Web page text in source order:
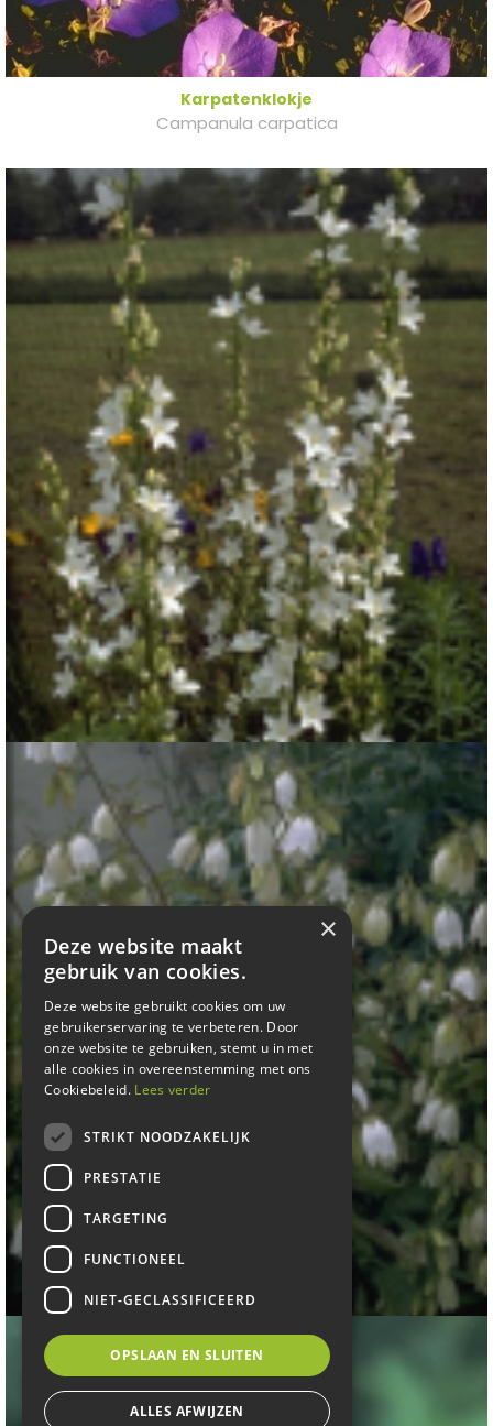
Karpatenklokje
Campanula carpatica
Klokje
Campanula pyramidalis 'Alba'
Campanula punctata 'Alba'
×
Deze website maakt
gebruik van cookies.
Deze website gebruikt cookies om uw
gebruikerservaring te verbeteren. Door
onze website te gebruiken, stemt u in met
alle cookies in overeenstemming met ons
Cookiebeleid. Lees verder
STRIKT NOODZAKELIJK
PRESTATIE
TARGETING
FUNCTIONEEL
NIET-GECLASSIFICEERD
OPSLAAN EN SLUITEN
ALLES AFWIJZEN